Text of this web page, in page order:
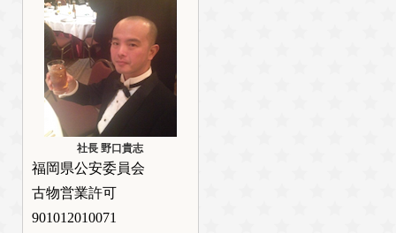
社長 野口貴志
福岡県公安委員会
古物営業許可
901012010071